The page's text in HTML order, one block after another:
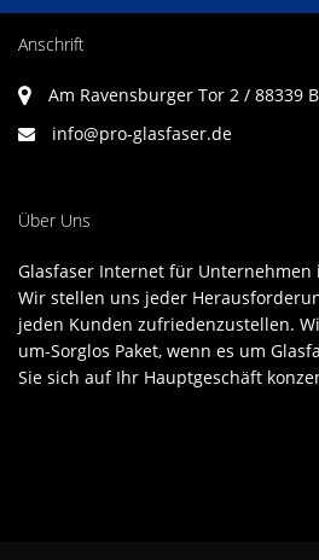
Anschrift
Am Ravensburger Tor 2 / 88339
info@pro-glasfaser.de
Über Uns
Glasfaser Internet für Unternehmen
Wir stellen uns jeder
jeden Kunden zufriedenzustellen.
um-Sorglos Paket, wenn es um
Sie sich auf Ihr Hauptgeschäft